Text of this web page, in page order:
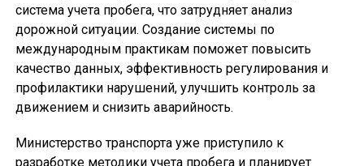
система учета пробега, что затрудняет анализ
дорожной ситуации. Создание системы по
международным практикам поможет повысить
качество данных, эффективность регулирования и
профилактики нарушений, улучшить контроль за
движением и снизить аварийность.
Министерство транспорта уже приступило к
разработке методики учета пробега и планирует